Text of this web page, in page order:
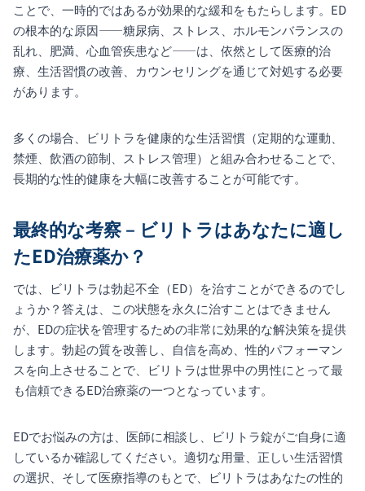
ことで、一時的ではあるが効果的な緩和をもたらします。ED
の根本的な原因——糖尿病、ストレス、ホルモンバランスの
乱れ、肥満、心血管疾患など——は、依然として医療的治
療、生活習慣の改善、カウンセリングを通じて対処する必要
があります。
多くの場合、ビリトラを健康的な生活習慣（定期的な運動、
禁煙、飲酒の節制、ストレス管理）と組み合わせることで、
長期的な性的健康を大幅に改善することが可能です。
最終的な考察 – ビリトラはあなたに適し
たED治療薬か？
では、ビリトラは勃起不全（ED）を治すことができるのでし
ょうか？答えは、この状態を永久に治すことはできません
が、EDの症状を管理するための非常に効果的な解決策を提供
します。勃起の質を改善し、自信を高め、性的パフォーマン
スを向上させることで、ビリトラは世界中の男性にとって最
も信頼できるED治療薬の一つとなっています。
EDでお悩みの方は、医師に相談し、ビリトラ錠がご自身に適
しているか確認してください。適切な用量、正しい生活習慣
の選択、そして医療指導のもとで、ビリトラはあなたの性的